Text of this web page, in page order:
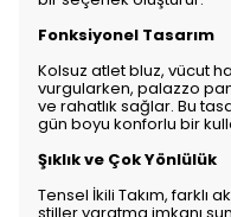
Fonksiyonel Tasarım
Kolsuz atlet bluz, vücut
vurgularken, palazzo
ve rahatlık sağlar. Bu
gün boyu konforlu bir
Şıklık ve Çok Yönlülük
Tensel İkili Takım, farklı